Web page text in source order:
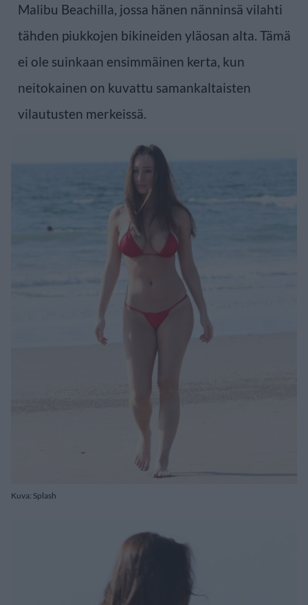
Malibu Beachilla, jossa hänen nänninsä vilahti
tähden piukkojen bikineiden yläosan alta. Tämä
ei ole suinkaan ensimmäinen kerta, kun
neitokainen on kuvattu samankaltaisten
vilautusten merkeissä.
Kuva: Splash